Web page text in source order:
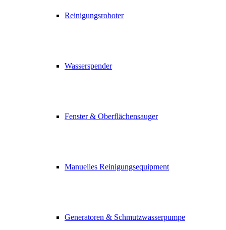
Reinigungsroboter
Wasserspender
Fenster & Oberflächensauger
Manuelles Reinigungsequipment
Generatoren & Schmutzwasserpumpe